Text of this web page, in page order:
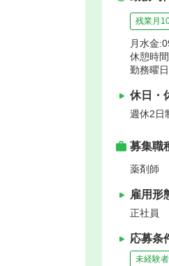
残業月
月水金
休憩時
勤務曜
休日・
週休2
募集職
薬剤師
雇用形
正社員
応募条
未経験